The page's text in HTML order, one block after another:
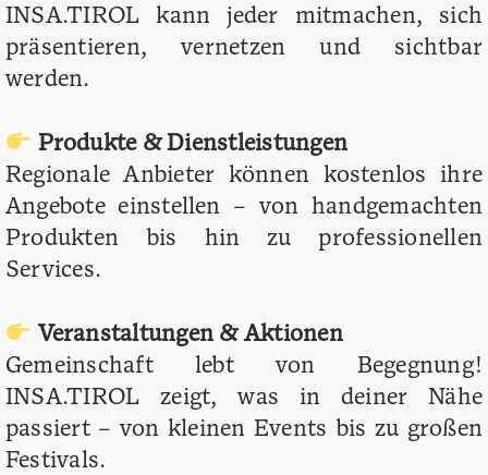
INSA.TIROL kann jeder mitmachen, sich
präsentieren, vernetzen und sichtbar
werden.
Produkte & Dienstleistungen
Regionale Anbieter können kostenlos ihre
Angebote einstellen – von handgemachten
Produkten bis hin zu professionellen
Services.
Veranstaltungen & Aktionen
Gemeinschaft lebt von Begegnung!
INSA.TIROL zeigt, was in deiner Nähe
passiert – von kleinen Events bis zu großen
Festivals.